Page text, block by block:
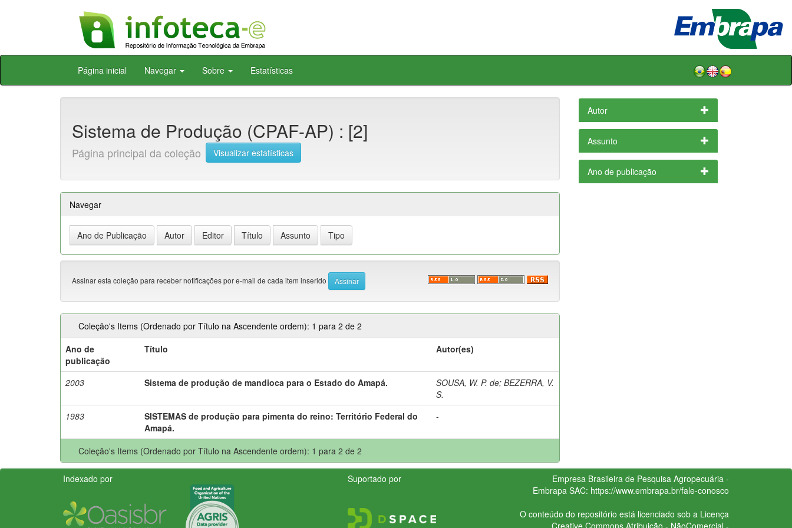
Skip
Página inicial Navegar Sobre Estatísticas
Sistema de Produção (CPAF-AP) : [2]
Página principal da coleção Visualizar estatísticas
Navegar
Assinar esta coleção para receber notificações por e-mail de cada item inserido
Coleção's Items (Ordenado por Título na Ascendente ordem): 1 para 2 de 2
Ano de
publicação
Título Autor(es)
2003 Sistema de produção de mandioca para o Estado do Amapá. SOUSA, W. P. de;BEZERRA, V.
S.
1983
SISTEMAS de produção para pimenta do reino: Território Federal do
Amapá.
-
Coleção's Items (Ordenado por Título na Ascendente ordem): 1 para 2 de 2
Autor
Assunto
Ano de publicação
Indexado por Suportado por
Empresa Brasileira de Pesquisa Agropecuária -
Embrapa SAC: https://www.embrapa.br/fale-conosco
O conteúdo do repositório está licenciado sob a Licença
Creative CommonsAtribuição - NãoComercial -